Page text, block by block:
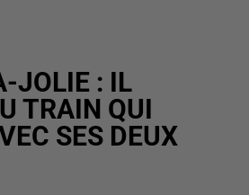
JOLIE : IL
TRAIN QUI
SES DEUX